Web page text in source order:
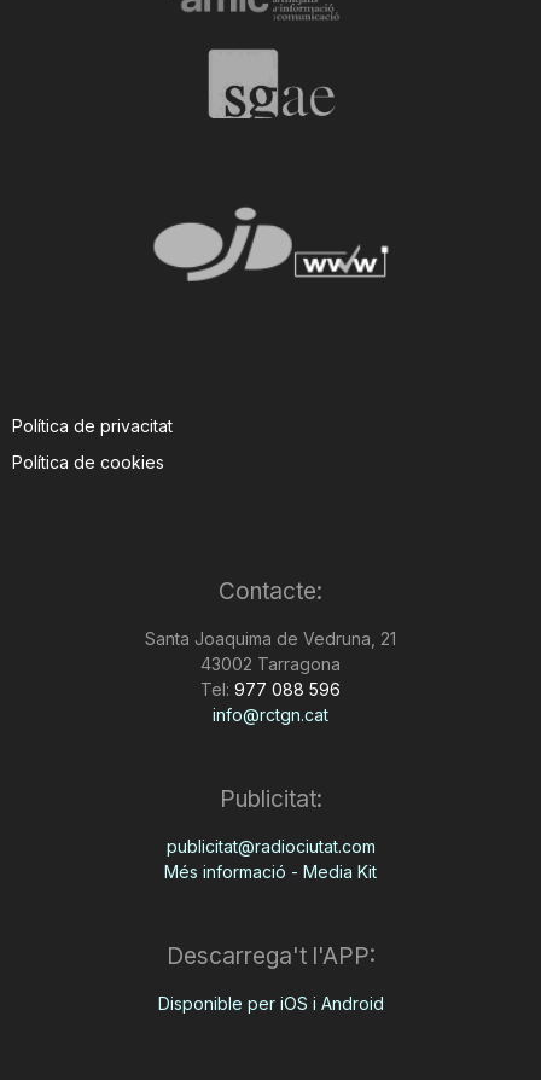
Política de privacitat
Política de cookies
Contacte:
Santa Joaquima de Vedruna, 21
43002 Tarragona
Tel: 977 088 596
info@rctgn.cat
Publicitat:
publicitat@radiociutat.com
Més informació - Media Kit
Descarrega't l'APP:
Disponible per iOS i Android